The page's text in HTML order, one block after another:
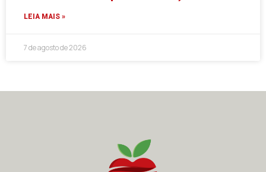
LEIA MAIS »
7 de agosto de 2026